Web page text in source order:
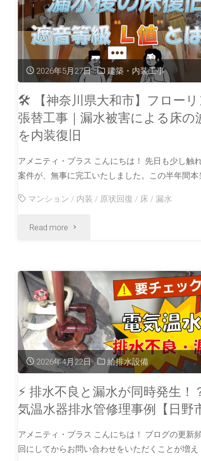
2026年5月27日 建築・内装工事
🛠️ 【神奈川県大和市】フロー
張替工事｜漏水被害による床の
を内装復旧
アメニティ・プラス こんにちは！ 先日も少し触
案件が、無事に完工いたしました。この半年間本
マンション / 内装 / 原状回復 / 床 / 漏水
Read more
2026年4月22日 給排水設備
⚡ 排水不良と漏水が同時発生！
気温水器排水管修理事例【日野
アメニティ・プラス こんにちは！ ブログの更新
回にしてからお問い合わせをいただくことが増え